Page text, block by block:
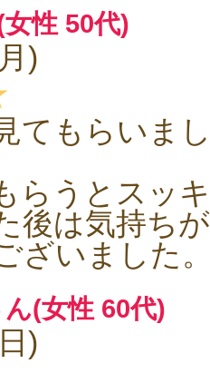
性 50代)
)
てもらいま
らうとスッ
後は気持ち
ざいました
ん(女性 60代)
)